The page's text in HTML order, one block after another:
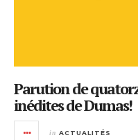
Parution de
inédites de Dumas!
in ACTUALITÉS